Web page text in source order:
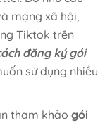
mạng xã hội,
Tiktok trên
đăng ký gói
sử dụng nhiều
tham khảo gói